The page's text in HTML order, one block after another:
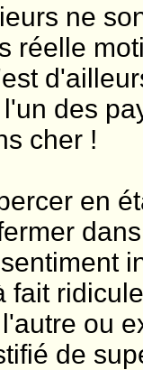
ne
réelle
des
cher !
en
fait
ou
de